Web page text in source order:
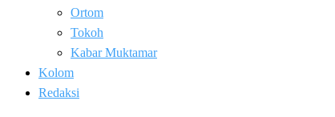
Ortom
Tokoh
Kabar Muktamar
Kolom
Redaksi